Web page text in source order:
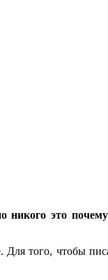
это
Для того, чтобы